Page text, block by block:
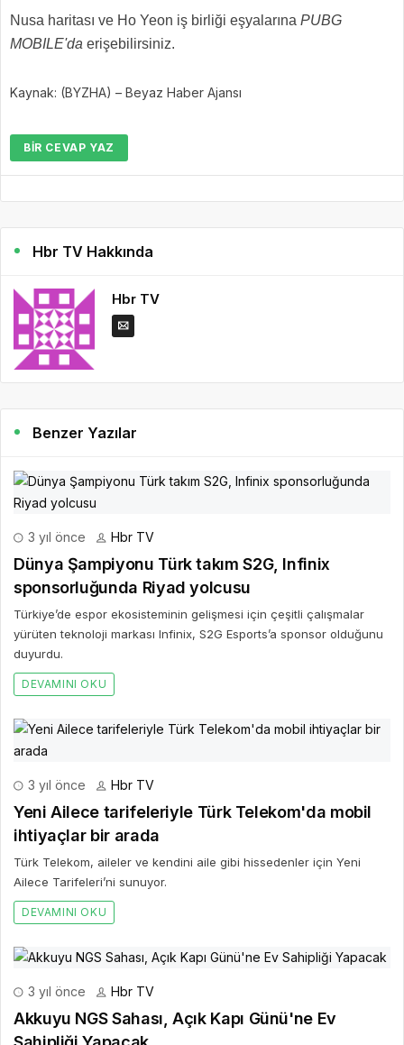
Nusa haritası ve Ho Yeon iş birliği eşyalarına PUBG
MOBILE'da erişebilirsiniz.
Kaynak: (BYZHA) – Beyaz Haber Ajansı
BIR CEVAP YAZ
Hbr TV Hakkında
Hbr TV
Benzer Yazılar
3 yıl önce Hbr TV
Dünya Şampiyonu Türk takım S2G, Infinix
sponsorluğunda Riyad yolcusu
Türkiye’de espor ekosisteminin gelişmesi için çeşitli çalışmalar
yürüten teknoloji markası Infinix, S2G Esports’a sponsor olduğunu
duyurdu.
DEVAMINI OKU
3 yıl önce Hbr TV
Yeni Ailece tarifeleriyle Türk Telekom'da mobil
ihtiyaçlar bir arada
Türk Telekom, aileler ve kendini aile gibi hissedenler için Yeni
Ailece Tarifeleri’ni sunuyor.
DEVAMINI OKU
3 yıl önce Hbr TV
Akkuyu NGS Sahası, Açık Kapı Günü'ne Ev